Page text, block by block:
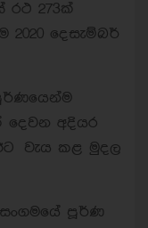
273ක්
දෙසැම්බර්
දෙවන අදියර
වැය කළ මුදල
සංගමයේ පූර්ණ